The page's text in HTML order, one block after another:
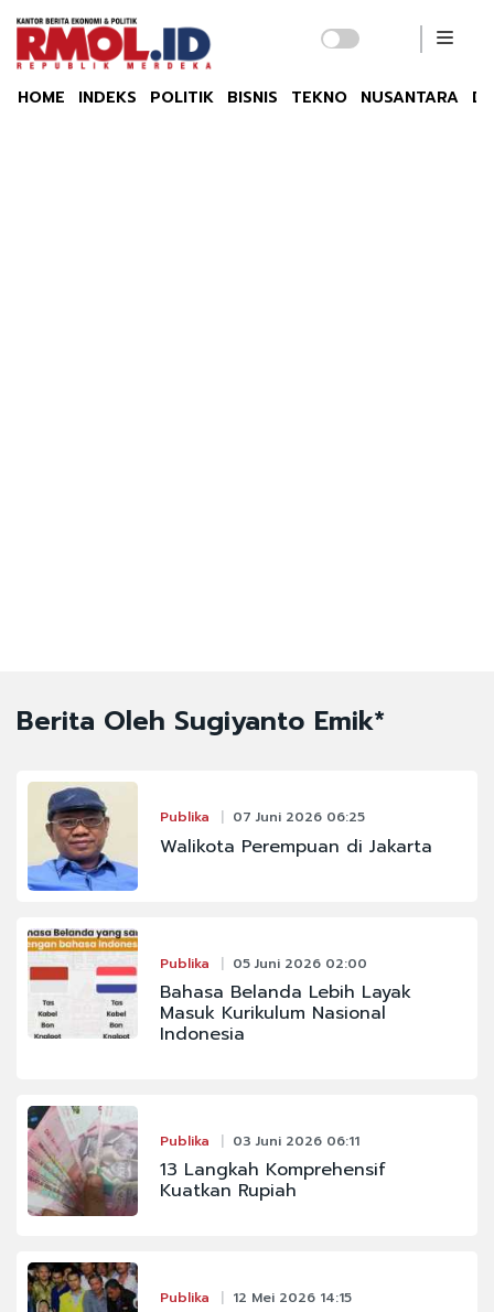
HOME INDEKS POLITIK BISNIS TEKNO NUSANTARA
Berita Oleh Sugiyanto Emik*
Publika 07 Juni 2026 06:25
Walikota Perempuan di Jakarta
Publika 05 Juni 2026 02:00
Bahasa Belanda Lebih Layak
Masuk Kurikulum Nasional
Indonesia
Publika 03 Juni 2026 06:11
13 Langkah Komprehensif
Kuatkan Rupiah
Publika 12 Mei 2026 14:15